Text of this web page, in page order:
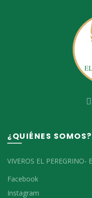
¿QUIÉNES SOMOS?
VIVEROS EL
Facebook
Instagram